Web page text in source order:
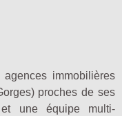
immobilières
proches de ses
une équipe multi-